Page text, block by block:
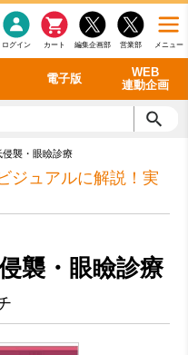
メニュー
営業部
編集企画部
カート
ログイン
電子版
WEB
連動企画
看護・介護
シリーズ一覧
バックナンバー
動画
動画
襲・眼瞼診療
ジュアルに解説！実
襲・眼瞼診療